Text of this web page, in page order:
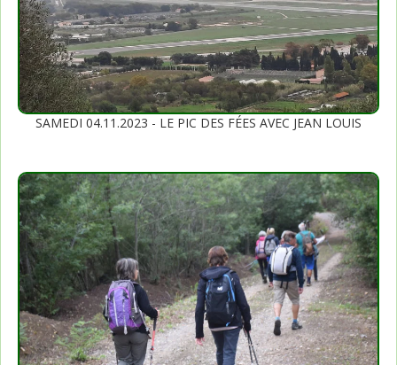
SAMEDI 04.11.2023 - LE PIC DES FÉES AVEC JEAN LOUIS